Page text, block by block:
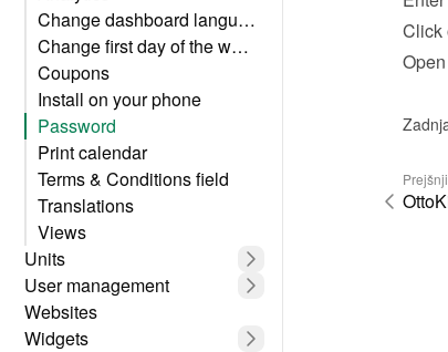
Change dashboard language
Change first day of the week
Coupons
Install on your phone
Password
Print calendar
Terms & Conditions field
Translations
Views
Units
User management
Websites
Widgets
Click
Prejšnji